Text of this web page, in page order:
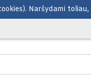
Naršydami